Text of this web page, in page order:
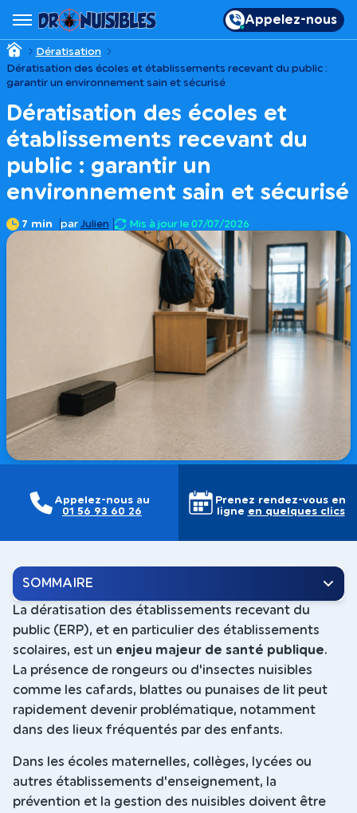
Appelez-nous
Dératisation
Dératisation des écoles et établissements recevant du public :
garantir un environnement sain et sécurisé
Dératisation des écoles et
établissements recevant du
public : garantir un
environnement sain et sécurisé
7 min par Julien Mis à jour le 07/07/2026
Appelez-nous au
01 56 93 60 26
Prenez rendez-vous en
ligne en quelques clics
SOMMAIRE
La dératisation des établissements recevant du
public (ERP), et en particulier des établissements
scolaires, est un enjeu majeur de santé publique.
La présence de rongeurs ou d'insectes nuisibles
comme les cafards, blattes ou punaises de lit peut
rapidement devenir problématique, notamment
dans des lieux fréquentés par des enfants.
Dans les écoles maternelles, collèges, lycées ou
autres établissements d'enseignement, la
prévention et la gestion des nuisibles doivent être